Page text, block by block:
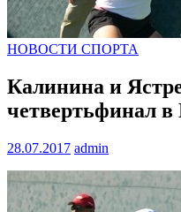
НОВОСТИ СПОРТА
Калинина и
четвертьфинал в
28.07.2017 admin